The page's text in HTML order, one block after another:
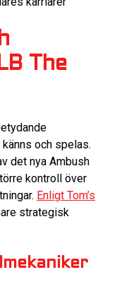
The
och spelas.
det nya Ambush
kontroll över
Enligt Tom’s
strategisk